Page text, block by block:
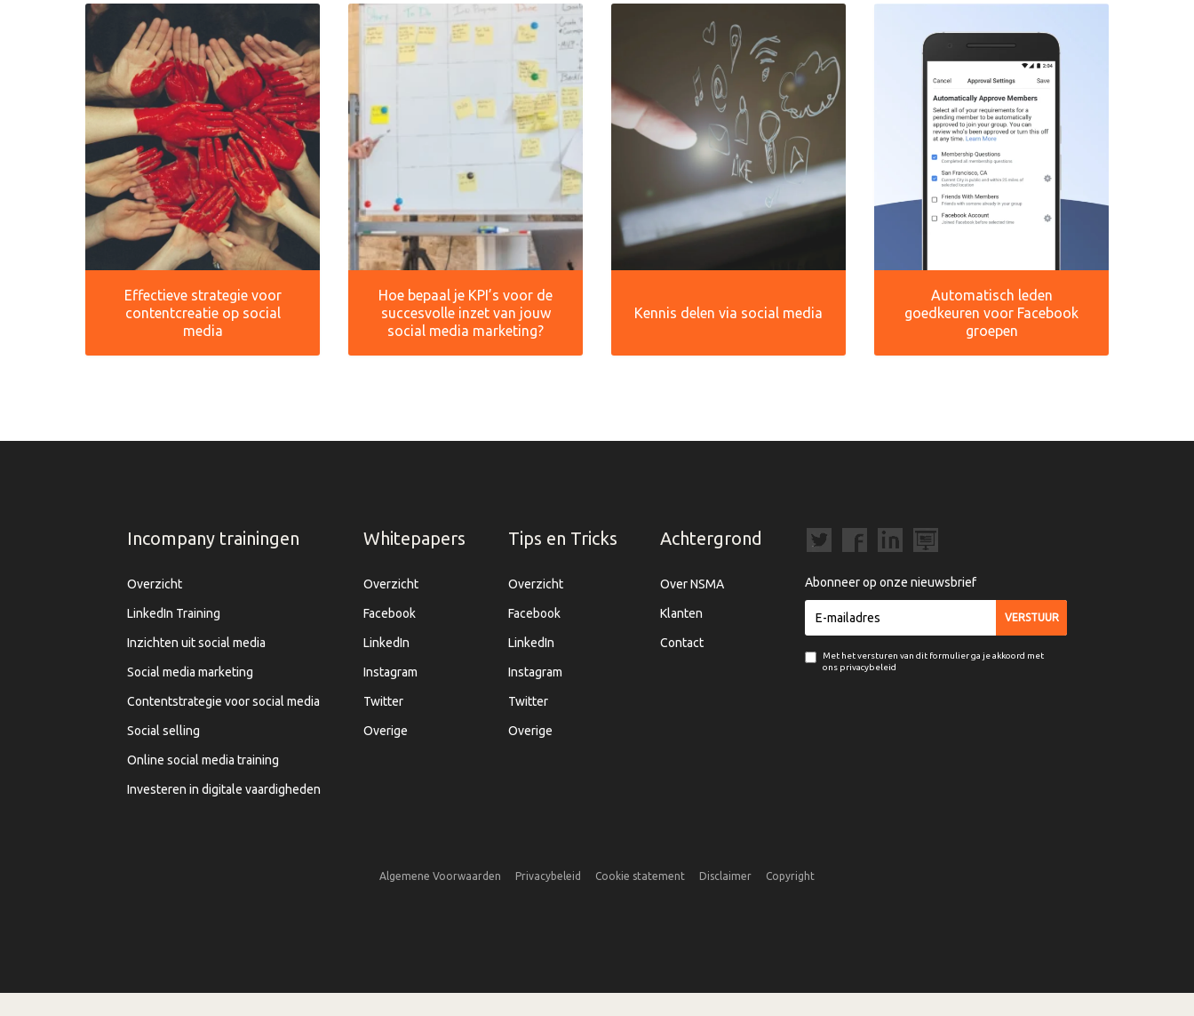
Effectieve strategie voor
contentcreatie op social
media
Hoe bepaal je KPI’s voor de
succesvolle inzet van jouw
social media marketing?
Kennis delen via social media
Automatisch leden
goedkeuren voor Facebook
groepen
Incompany trainingen
Overzicht
LinkedIn Training
Inzichten uit social media
Social media marketing
Contentstrategie voor social media
Social selling
Online social media training
Investeren in digitale vaardigheden
Whitepapers
Overzicht
Facebook
LinkedIn
Instagram
Twitter
Overige
Tips en Tricks
Overzicht
Facebook
LinkedIn
Instagram
Twitter
Overige
Achtergrond
Over NSMA
Klanten
Contact
Abonneer op onze nieuwsbrief
Met het versturen van dit formulier ga je akkoord met
ons privacybeleid
Algemene Voorwaarden Privacybeleid Cookie statement Disclaimer Copyright